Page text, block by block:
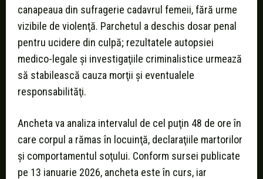
canapeaua din sufragerie cadavrul femeii, fără urme
vizibile de violenţă. Parchetul a deschis dosar penal
pentru ucidere din culpă; rezultatele autopsiei
medico-legale şi investigaţiile criminalistice urmează
să stabilească cauza morţii şi eventualele
responsabilităţi.
Ancheta va analiza intervalul de cel puţin 48 de ore în
care corpul a rămas în locuinţă, declaraţiile martorilor
şi comportamentul soţului. Conform sursei publicate
pe 13 ianuarie 2026, ancheta este în curs, iar